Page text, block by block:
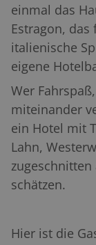
einmal das
Estragon,
italienische
eigene
Wer
miteinander
ein Hotel mit
Lahn,
schätzen.
Hier ist die